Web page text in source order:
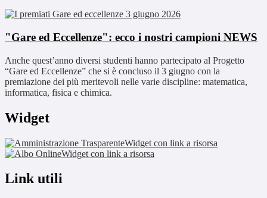
"Gare ed Eccellenze": ecco i nostri campioni NEWS
Anche quest’anno diversi studenti hanno partecipato al Progetto
“Gare ed Eccellenze” che si è concluso il 3 giugno con la
premiazione dei più meritevoli nelle varie discipline: matematica,
informatica, fisica e chimica.
Widget
Widget con link a risorsa
Widget con link a risorsa
Link utili